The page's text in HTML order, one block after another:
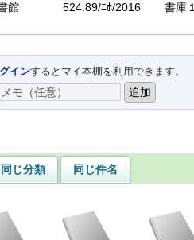
館 524.89/ﾆﾎ/2016 書庫１
インするとマイ本棚を利用できます。
同じ分類
同じ件名